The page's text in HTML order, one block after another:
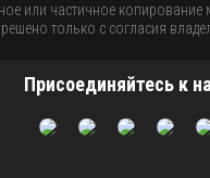
или частичное копирование
только с согласия
Присоединяйтесь к